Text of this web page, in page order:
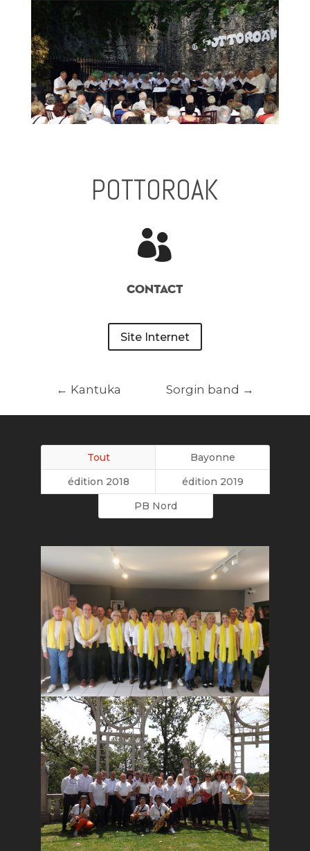
POTTOROAK

Contact
Site Internet
← Kantuka Sorgin band →
Tout
Bayonne
édition 2018
édition 2019
PB Nord